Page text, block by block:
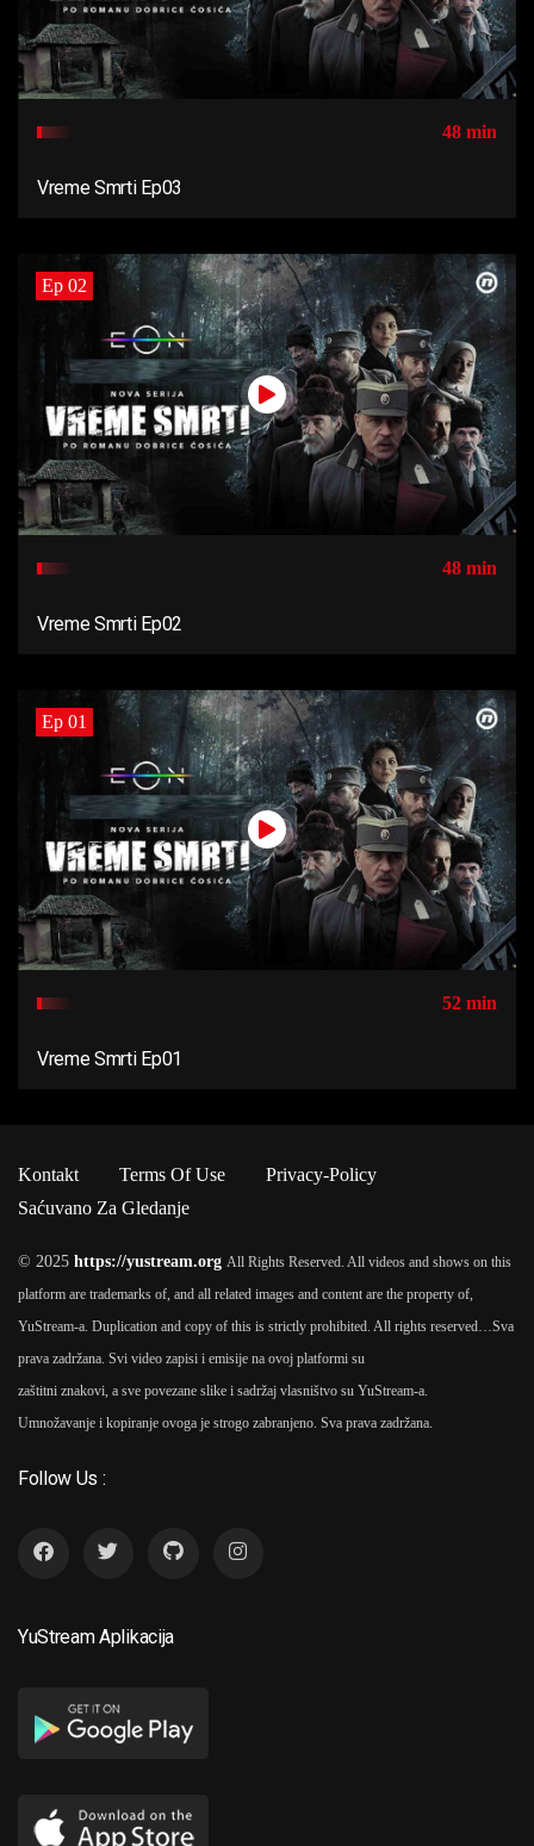
48 min
Vreme Smrti Ep03
Ep 02
48 min
Vreme Smrti Ep02
Ep 01
52 min
Vreme Smrti Ep01
Kontakt Terms Of Use
Privacy-Policy
Saćuvano Za Gledanje
© 2025 https://yustream.org All Rights Reserved. All videos and shows on this
platform are trademarks of, and all related images and content are the property of,
YuStream-a. Duplication and copy of this is strictly prohibited. All rights reserved… Sva
prava zadržana. Svi video zapisi i emisije na ovoj platformi su
zaštitni znakovi, a sve povezane slike i sadržaj vlasništvo su YuStream-a.
Umnožavanje i kopiranje ovoga je strogo zabranjeno. Sva prava zadržana.
Follow Us :
YuStream Aplikacija